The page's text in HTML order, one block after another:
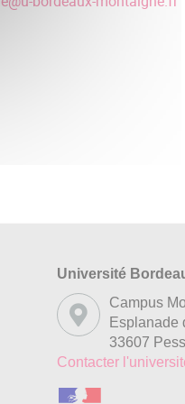
Université
Campus
Esplanade
33607
Contacter